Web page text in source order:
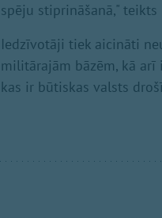
spēju stiprināšanā,"
Iedzīvotāji tiek aicināti
militārajām bāzēm, kā
kas ir būtiskas valsts